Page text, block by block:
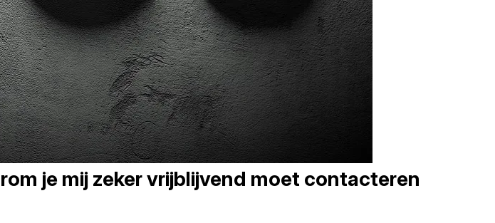
je mij zeker vrijblijvend moet contacteren